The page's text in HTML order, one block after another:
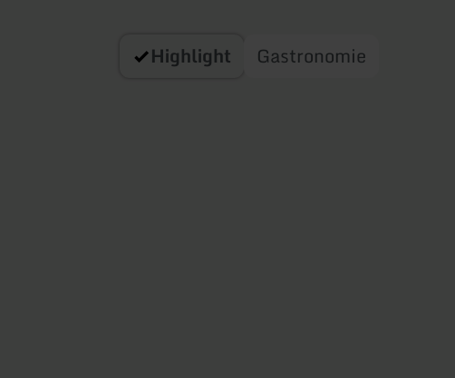
Highlight Gastronomie